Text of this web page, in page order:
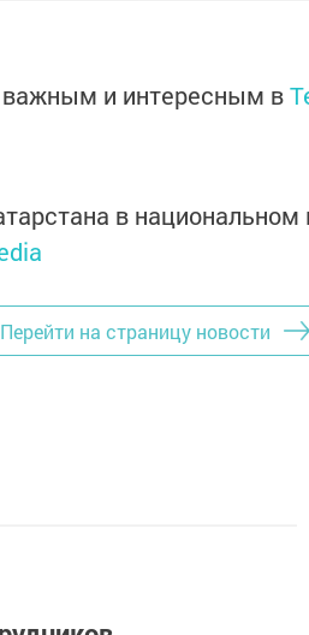
и интересным в
в
Перейти на страницу новости